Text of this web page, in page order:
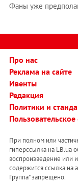
Фаны уже
Про нас
Реклама на сайте
Ивенты
Редакция
Политики и
При полном или
гиперссылка на LB.ua
воспроизведение или
содержится ссылка на
Группа" запрещено.